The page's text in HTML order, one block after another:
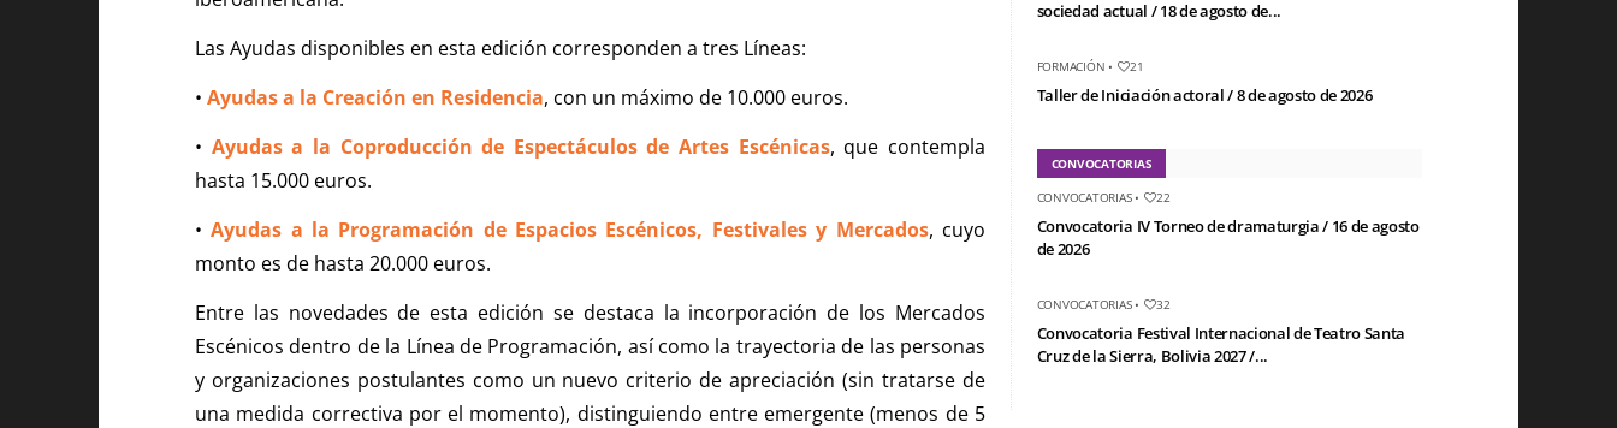
Las Ayudas disponibles en esta edición corresponden a tres Líneas:
• Ayudas a la Creación en Residencia, con un máximo de 10.000 euros.
• Ayudas a la Coproducción de Espectáculos de Artes Escénicas, que contempla
hasta 15.000 euros.
•Ayudas a la Programación de Espacios Escénicos, Festivales y Mercados, cuyo
monto es de hasta 20.000 euros.
Entre las novedades de esta edición se destaca la incorporación de los Mercados
Escénicos dentro de la Línea de Programación, así como la trayectoria de las personas
y organizaciones postulantes como un nuevo criterio de apreciación (sin tratarse de
una medida correctiva por el momento), distinguiendo entre emergente (menos de 5
sociedad actual / 18 de agosto de...
FORMACIÓN • 21
Taller de Iniciación actoral / 8 de agosto de 2026
CONVOCATORIAS
CONVOCATORIAS• 22
Convocatoria IV Torneo de dramaturgia / 16 de agosto
de 2026
CONVOCATORIAS• 32
Convocatoria Festival Internacional de Teatro Santa
Cruz de la Sierra, Bolivia 2027 /...